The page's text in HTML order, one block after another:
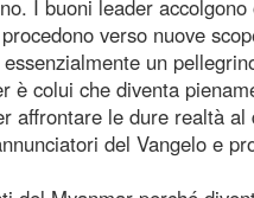
I buoni leader
verso nuove
un
è colui che diventa
affrontare le dure realtà
del Vangelo e